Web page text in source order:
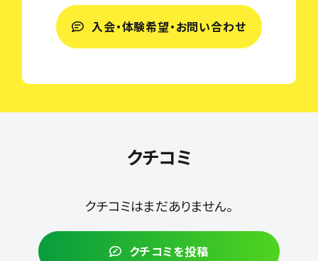
入会・体験希望・お問い合わせ
クチコミ
クチコミはまだありません。
クチコミを投稿